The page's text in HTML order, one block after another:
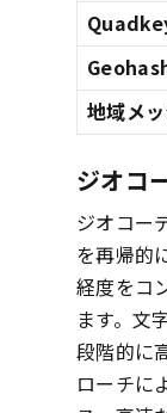
地域メ
ジオコ
ジオコー
を再帰的
経度をコ
ます。文
段階的に
ローチに